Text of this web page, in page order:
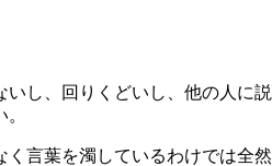
いし、回りくどいし、他の人に説
く言葉を濁しているわけでは全然